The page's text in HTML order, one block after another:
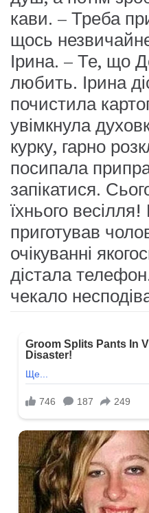
кави. – Треба
щось
Ірина. – Те, що
любить. Ірина
почистила
увімкнула
курку, гарно
посипала
запікатися.
їхнього
приготував
очікуванні
дістала
чекало